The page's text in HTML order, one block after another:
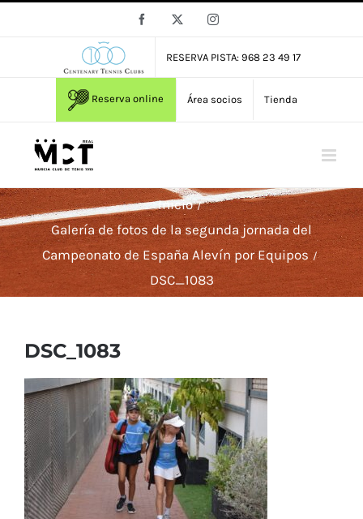
Facebook Instagram
RESERVA PISTA: 968 23 49 17
Reserva online Área socios Tienda
Inicio
Galería de fotos de la segunda jornada del
Campeonato de España Alevín por Equipos
DSC_1083
DSC_1083